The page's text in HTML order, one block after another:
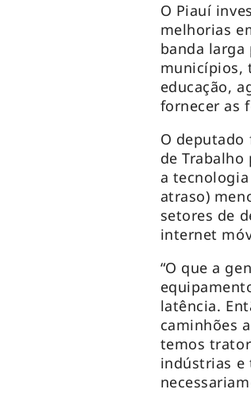
O Piauí
melhorias
banda
municípios,
educação,
fornecer as
O deputado
de
a
atraso)
setores de
internet
“O que a
latência.
caminhões
temos
indústrias e